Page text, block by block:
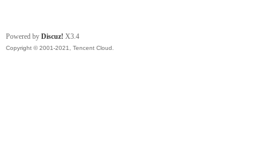
Powered by Discuz! X3.4
Copyright © 2001-2021, Tencent Cloud.